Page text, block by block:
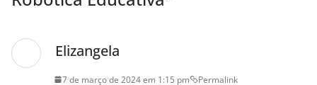
Elizangela
7 de março de 2024 em 1:15 pm Permalink